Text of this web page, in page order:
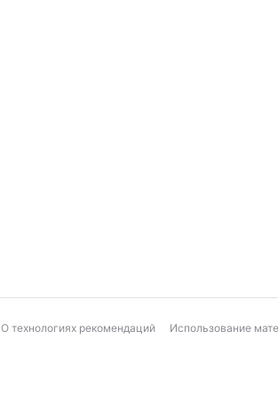
О технологиях рекомендаций Использование